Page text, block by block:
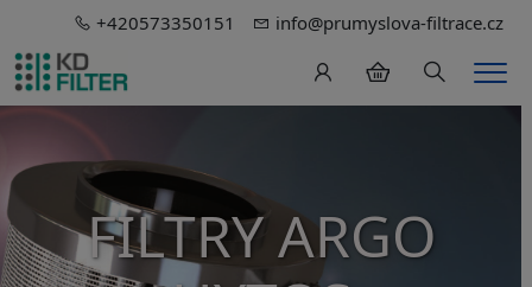
+420573350151 info@prumyslova-filtrace.cz
Hledání
FILTRY ARGO